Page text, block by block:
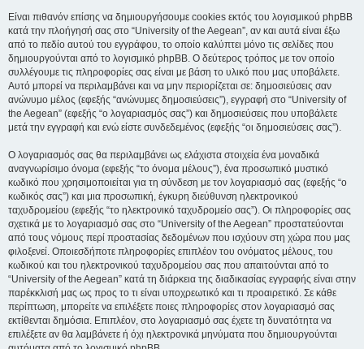
Είναι πιθανόν επίσης να δημιουργήσουμε cookies εκτός του λογισμικού phpBB
κατά την πλοήγησή σας στο “University of the Aegean”, αν και αυτά είναι έξω
από το πεδίο αυτού του εγγράφου, το οποίο καλύπτει μόνο τις σελίδες που
δημιουργούνται από το λογισμικό phpBB. Ο δεύτερος τρόπος με τον οποίο
συλλέγουμε τις πληροφορίες σας είναι με βάση το υλικό που μας υποβάλετε.
Αυτό μπορεί να περιλαμβάνει και να μην περιορίζεται σε: δημοσιεύσεις σαν
ανώνυμο μέλος (εφεξής “ανώνυμες δημοσιεύσεις”), εγγραφή στο “University of
the Aegean” (εφεξής “ο λογαριασμός σας”) και δημοσιεύσεις που υποβάλετε
μετά την εγγραφή και ενώ είστε συνδεδεμένος (εφεξής “οι δημοσιεύσεις σας”).
Ο λογαριασμός σας θα περιλαμβάνει ως ελάχιστα στοιχεία ένα μοναδικά
αναγνωρίσιμο όνομα (εφεξής “το όνομα μέλους”), ένα προσωπικό μυστικό
κωδικό που χρησιμοποιείται για τη σύνδεση με τον λογαριασμό σας (εφεξής “ο
κωδικός σας”) και μια προσωπική, έγκυρη διεύθυνση ηλεκτρονικού
ταχυδρομείου (εφεξής “το ηλεκτρονικό ταχυδρομείο σας”). Οι πληροφορίες σας
σχετικά με το λογαριασμό σας στο “University of the Aegean” προστατεύονται
από τους νόμους περί προστασίας δεδομένων που ισχύουν στη χώρα που μας
φιλοξενεί. Οποιεσδήποτε πληροφορίες επιπλέον του ονόματος μέλους, του
κωδικού και του ηλεκτρονικού ταχυδρομείου σας που απαιτούνται από το
“University of the Aegean” κατά τη διάρκεια της διαδικασίας εγγραφής είναι στην
παρέκκλισή μας ως προς το τι είναι υποχρεωτικό και τι προαιρετικό. Σε κάθε
περίπτωση, μπορείτε να επιλέξετε ποιες πληροφορίες στον λογαριασμό σας
εκτίθενται δημόσια. Επιπλέον, στο λογαριασμό σας έχετε τη δυνατότητα να
επιλέξετε αν θα λαμβάνετε ή όχι ηλεκτρονικά μηνύματα που δημιουργούνται